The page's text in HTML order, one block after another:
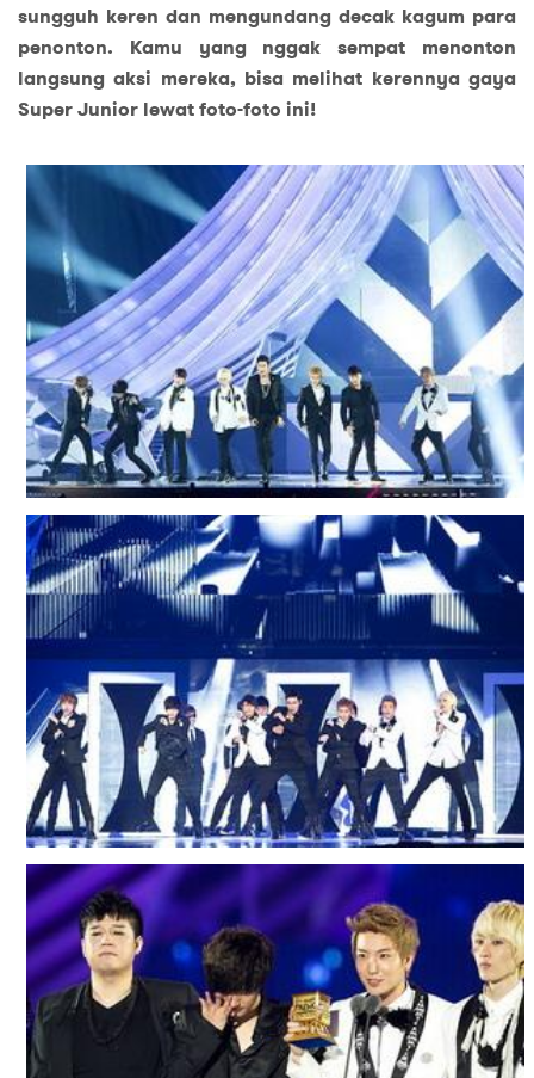
sungguh keren dan mengundang decak kagum para
penonton. Kamu yang nggak sempat menonton
langsung aksi mereka, bisa melihat kerennya gaya
Super Junior lewat foto-foto ini!